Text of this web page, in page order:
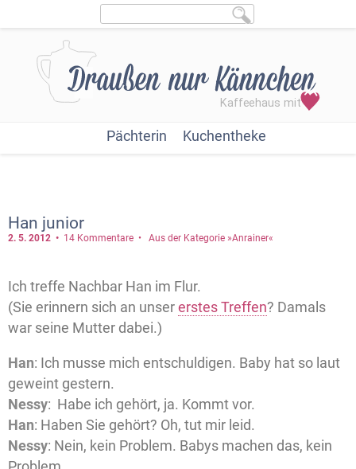
Pächterin Kuchentheke
Han junior
2. 5. 2012 14 Kommentare Aus der Kategorie »Anrainer«
Ich treffe Nachbar Han im Flur.
(Sie erinnern sich an unsererstes Treffen? Damals
war seine Mutter dabei.)
Han: Ich musse mich entschuldigen. Baby hat so laut
geweint gestern.
Nessy: Habe ich gehört, ja. Kommt vor.
Han: Haben Sie gehört? Oh, tut mir leid.
Nessy: Nein, kein Problem. Babys machen das, kein